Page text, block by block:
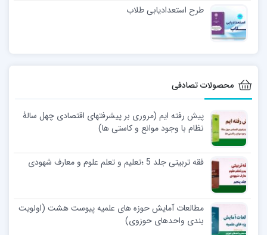
طرح استعدادیابی طلاب
محصولات تصادفی
پیش رفته ایم (مروری بر پیشرفتهای اقتصادی چهل سالۀ
نظام با وجود موانع و کاستی ها)
فقه تربیتی جلد 5 ؛تعلیم و تعلم علوم و معارف شهودی
مطالعات آمایش حوزه های علمیه پیوست هشت (اولویت
بندی واحدهای حوزوی)